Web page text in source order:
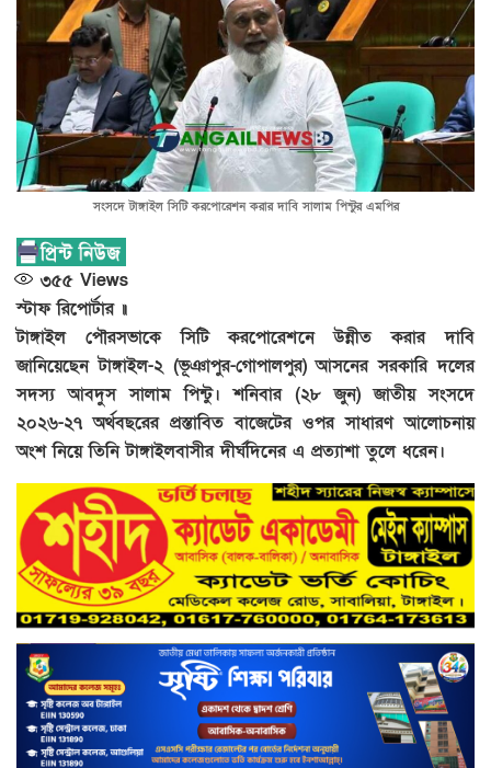
সংসদে টাঙ্গাইল সিটি করপোরেশন করার দাবি সালাম পিন্টুর এমপির
৩৫৫ Views
স্টাফ রিপোর্টার ॥
টাঙ্গাইল পৌরসভাকে সিটি করপোরেশনে উন্নীত করার দাবি
জানিয়েছেন টাঙ্গাইল-২ (ভূঞাপুর-গোপালপুর) আসনের সরকারি দলের
সদস্য আবদুস সালাম পিন্টু। শনিবার (২৮ জুন) জাতীয় সংসদে
২০২৬-২৭ অর্থবছরের প্রস্তাবিত বাজেটের ওপর সাধারণ আলোচনায়
অংশ নিয়ে তিনি টাঙ্গাইলবাসীর দীর্ঘদিনের এ প্রত্যাশা তুলে ধরেন।